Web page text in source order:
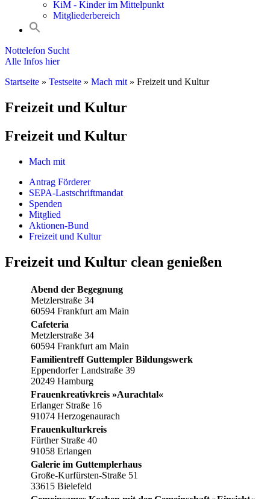
KiM - Kinder im Mittelpunkt
Mitgliederbereich
Nottelefon Sucht
Alle Infos hier
Startseite » Testseite » Mach mit » Freizeit und Kultur
Freizeit und Kultur
Freizeit und Kultur
Mach mit
Antrag Förderer
SEPA-Lastschriftmandat
Spenden
Mitglied
Aktionen-Bund
Freizeit und Kultur
Freizeit und Kultur clean genießen
Abend der Begegnung
Metzlerstraße 34
60594 Frankfurt am Main
Cafeteria
Metzlerstraße 34
60594 Frankfurt am Main
Familientreff Guttempler Bildungswerk
Eppendorfer Landstraße 39
20249 Hamburg
Frauenkreativkreis »Aurachtal«
Erlanger Straße 16
91074 Herzogenaurach
Frauenkulturkreis
Fürther Straße 40
91058 Erlangen
Galerie im Guttemplerhaus
Große-Kurfürsten-Straße 51
33615 Bielefeld